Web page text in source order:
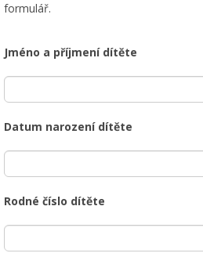
formulář.
Jméno a příjmení dítěte
Datum narození dítěte
Rodné číslo dítěte